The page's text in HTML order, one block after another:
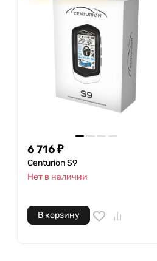
6 716 ₽
Centurion S9
Нет в наличии
В корзину